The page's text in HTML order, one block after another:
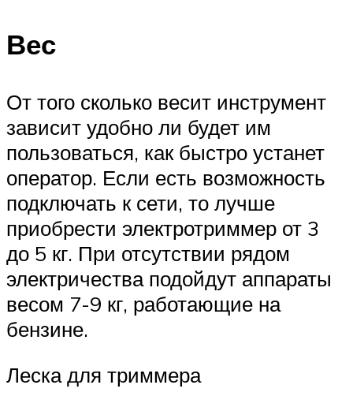
Вес
От того сколько весит инструмент
зависит удобно ли будет им
пользоваться, как быстро устанет
оператор. Если есть возможность
подключать к сети, то лучше
приобрести электротриммер от 3
до 5 кг. При отсутствии рядом
электричества подойдут аппараты
весом 7-9 кг, работающие на
бензине.
Леска для триммера